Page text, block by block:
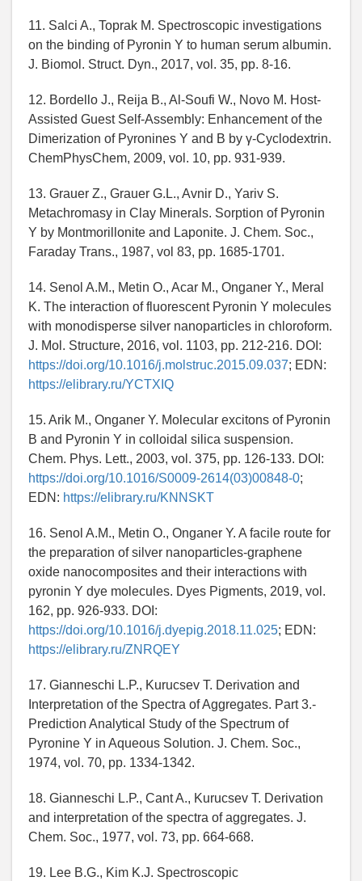
11. Salci A., Toprak M. Spectroscopic investigations
on the binding of Pyronin Y to human serum albumin.
J. Biomol. Struct. Dyn., 2017, vol. 35, pp. 8-16.
12. Bordello J., Reija B., Al-Soufi W., Novo M. Host-
Assisted Guest Self-Assembly: Enhancement of the
Dimerization of Pyronines Y and B by γ-Cyclodextrin.
ChemPhysChem, 2009, vol. 10, pp. 931-939.
13. Grauer Z., Grauer G.L., Avnir D., Yariv S.
Metachromasy in Clay Minerals. Sorption of Pyronin
Y by Montmorillonite and Laponite. J. Chem. Soc.,
Faraday Trans., 1987, vol 83, pp. 1685-1701.
14. Senol A.M., Metin O., Acar M., Onganer Y., Meral
K. The interaction of fluorescent Pyronin Y molecules
with monodisperse silver nanoparticles in chloroform.
J. Mol. Structure, 2016, vol. 1103, pp. 212-216. DOI:
https://doi.org/10.1016/j.molstruc.2015.09.037; EDN:
https://elibrary.ru/YCTXIQ
15. Arik M., Onganer Y. Molecular excitons of Pyronin
B and Pyronin Y in colloidal silica suspension.
Chem. Phys. Lett., 2003, vol. 375, pp. 126-133. DOI:
https://doi.org/10.1016/S0009-2614(03)00848-0;
EDN: https://elibrary.ru/KNNSKT
16. Senol A.M., Metin O., Onganer Y. A facile route for
the preparation of silver nanoparticles-graphene
oxide nanocomposites and their interactions with
pyronin Y dye molecules. Dyes Pigments, 2019, vol.
162, pp. 926-933. DOI:
https://doi.org/10.1016/j.dyepig.2018.11.025; EDN:
https://elibrary.ru/ZNRQEY
17. Gianneschi L.P., Kurucsev T. Derivation and
Interpretation of the Spectra of Aggregates. Part 3.-
Prediction Analytical Study of the Spectrum of
Pyronine Y in Aqueous Solution. J. Chem. Soc.,
1974, vol. 70, pp. 1334-1342.
18. Gianneschi L.P., Cant A., Kurucsev T. Derivation
and interpretation of the spectra of aggregates. J.
Chem. Soc., 1977, vol. 73, pp. 664-668.
19. Lee B.G., Kim K.J. Spectroscopic